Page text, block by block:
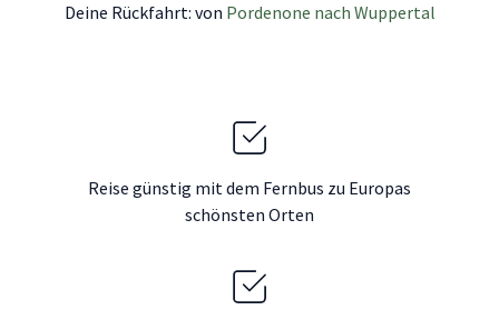
Deine Rückfahrt: von Pordenone nach Wuppertal
Reise günstig mit dem Fernbus zu Europas
schönsten Orten